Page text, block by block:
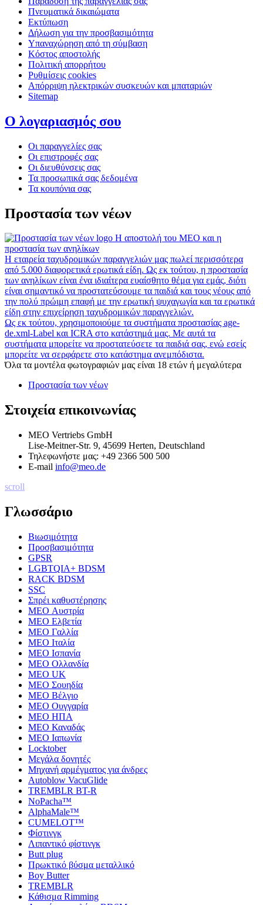
Πνευματικά δικαιώματα
Εκτύπωση
Δήλωση για την προσβασιμότητα
Υπαναχώρηση από τη σύμβαση
Κόστος αποστολής
Πολιτική απορρήτου
Ρυθμίσεις cookies
Απόρριψη ηλεκτρικών συσκευών και μπαταριών
Sitemap
Ο λογαριασμός σου
Οι παραγγελίες σας
Οι επιστροφές σας
Οι διευθύνσεις σας
Τα προσωπικά σας δεδομένα
Τα κουπόνια σας
Προστασία των νέων
Η αποστολή του MEO και η
προστασία των ανηλίκων
Η εταιρεία ταχυδρομικών παραγγελιών μας πωλεί περισσότερα
από 5.000 διαφορετικά ερωτικά είδη. Ως εκ τούτου, η προστασία
των ανηλίκων είναι ένα ιδιαίτερα ευαίσθητο θέμα για εμάς, διότι
είναι σημαντικό να προστατεύσουμε τα παιδιά και τους νέους από
την πολύ πρώιμη επαφή με την ερωτική ψυχαγωγία και τα ερωτικά
είδη στην επιχείρηση ταχυδρομικών παραγγελιών.
Ως εκ τούτου, χρησιμοποιούμε τα συστήματα προστασίας age-
de.xml-Label και ICRA στο κατάστημά μας. Με αυτά τα
συστήματα μπορείτε να προστατεύσετε τα παιδιά σας, ενώ εσείς
μπορείτε να σερφάρετε στο κατάστημα ανεμπόδιστα.
Όλα τα μοντέλα φωτογραφιών μας είναι 18 ετών ή μεγαλύτερα
Προστασία των νέων
Στοιχεία επικοινωνίας
MEO Vertriebs GmbH
Lise-Meitner-Str. 9, 45699 Herten, Deutschland
Τηλεφωνήστε μας: +49 2366 500 500
E-mail info@meo.de
scroll
Γλωσσάριο
Βιωσιμότητα
Προσβασιμότητα
GPSR
LGBTQIA+ BDSM
RACK BDSM
SSC
Σπρέι καθυστέρησης
MEO Αυστρία
MEO Ελβετία
MEO Γαλλία
MEO Ιταλία
MEO Ισπανία
MEO Ολλανδία
MEO UK
MEO Σουηδία
MEO Βέλγιο
MEO Ουγγαρία
MEO ΗΠΑ
MEO Καναδάς
MEO Ιαπωνία
Locktober
Μεγάλα δονητές
Μηχανή αρμέγματος για άνδρες
Autoblow VacuGlide
TREMBLR BT-R
NoPacha™
AlphaMale™
CUMELOT™
Φίστινγκ
Λιπαντικό φίστινγκ
Butt plug
Πρωκτικό βύσμα μεταλλικό
Boy Butter
TREMBLR
Κάθισμα Rimming